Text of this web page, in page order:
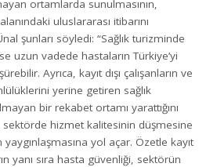
ortamlarda sunulmasının,
uluslararası itibarını
şunları söyledi: “Sağlık turizminde
uzun vadede hastaların Türkiye’yi
Ayrıca, kayıt dışı çalışanların ve
yerine getiren sağlık
bir rekabet ortamı yarattığını
hizmet kalitesinin düşmesine
yaygınlaşmasına yol açar. Özetle kayıt
yanı sıra hasta güvenliği, sektörün